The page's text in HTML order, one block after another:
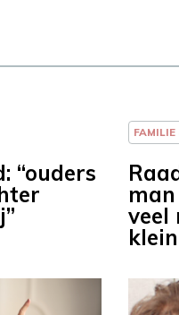
“ouders
FAMILIE
veel